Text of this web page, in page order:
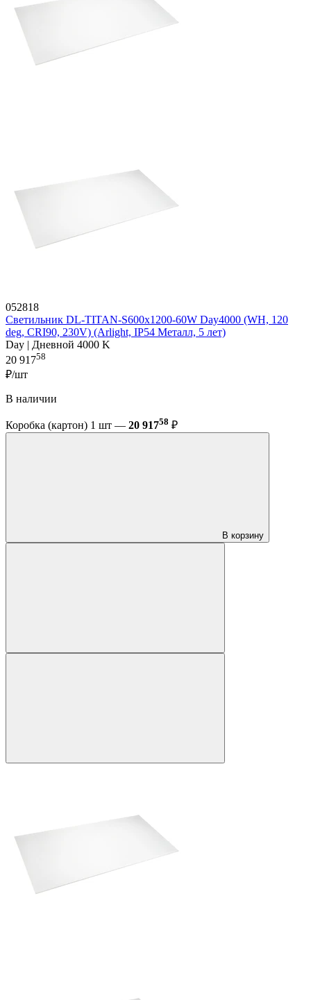
052818
Светильник DL-TITAN-S600x1200-60W Day4000 (WH, 120
deg, CRI90, 230V) (Arlight, IP54 Металл, 5 лет)
Day | Дневной 4000 K
20 91758
₽/шт
В наличии
Коробка (картон) 1 шт — 20 91758 ₽
В корзину